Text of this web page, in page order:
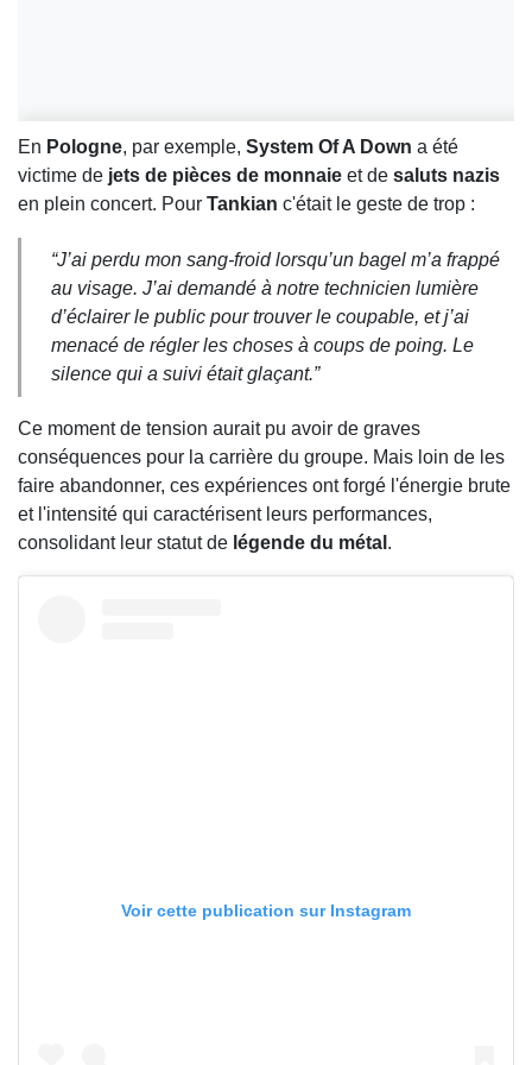
En Pologne, par exemple, System Of A Down a été
victime de jets de pièces de monnaie et de saluts nazis
en plein concert. Pour Tankian c'était le geste de trop :
“J’ai perdu mon sang-froid lorsqu’un bagel m’a frappé
au visage. J’ai demandé à notre technicien lumière
d’éclairer le public pour trouver le coupable, et j’ai
menacé de régler les choses à coups de poing. Le
silence qui a suivi était glaçant.”
Ce moment de tension aurait pu avoir de graves
conséquences pour la carrière du groupe. Mais loin de les
faire abandonner, ces expériences ont forgé l'énergie brute
et l'intensité qui caractérisent leurs performances,
consolidant leur statut de légende du métal .
Voir cette publication sur Instagram